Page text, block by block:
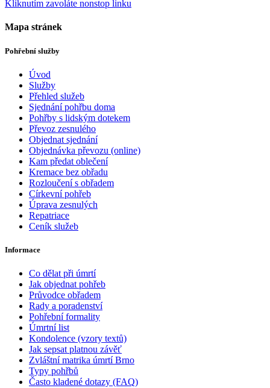
Kliknutím zavoláte nonstop linku
Mapa stránek
Pohřební služby
Úvod
Služby
Přehled služeb
Sjednání pohřbu doma
Pohřby s lidským dotekem
Převoz zesnulého
Objednat sjednání
Objednávka převozu (online)
Kam předat oblečení
Kremace bez obřadu
Rozloučení s obřadem
Církevní pohřeb
Úprava zesnulých
Repatriace
Ceník služeb
Informace
Co dělat při úmrtí
Jak objednat pohřeb
Průvodce obřadem
Rady a poradenství
Pohřební formality
Úmrtní list
Kondolence (vzory textů)
Jak sepsat platnou závěť
Zvláštní matrika úmrtí Brno
Typy pohřbů
Často kladené dotazy (FAQ)